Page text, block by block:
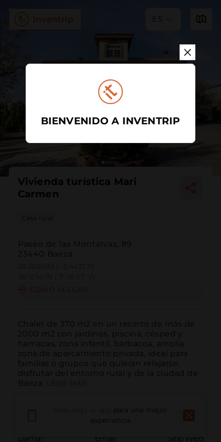
ES
Vivienda turística Mari
Carmen
Casa rural
Paseo de las Montalvas, 89
23440 Baeza
Chalet de 370 m2 en un recinto de más de
2000 m2 con jardines, piscina, césped y
hamacas, zona infantil, barbacoa, amplia
zona de aparcamiento privada, ideal para
familias o grupos que quieran relajarse,
disfrutar del entorno rural y de la ciudad de
Baeza.
Llamar Email Sitio Web
para una mejor
experiencia
BIENVENIDO A INVENTRIP